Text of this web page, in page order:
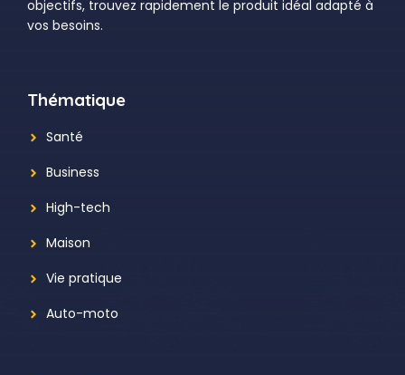
objectifs, trouvez rapidement le produit idéal adapté à
vos besoins.
Thématique
Santé
Business
High-tech
Maison
Vie pratique
Auto-moto